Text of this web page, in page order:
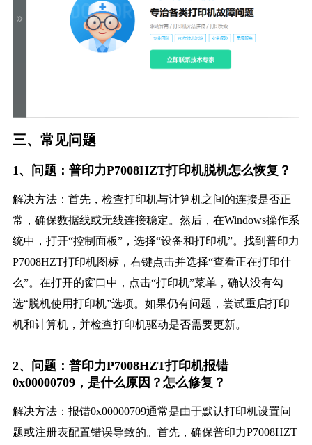
三、常见问题
1、问题：普印力P7008HZT打印机脱机怎么恢复？
解决方法：首先，检查打印机与计算机之间的连接是否正
常，确保数据线或无线连接稳定。然后，在Windows操作系
统中，打开“控制面板”，选择“设备和打印机”。找到普印力
P7008HZT打印机图标，右键点击并选择“查看正在打印什
么”。在打开的窗口中，点击“打印机”菜单，确认没有勾
选“脱机使用打印机”选项。如果仍有问题，尝试重启打印
机和计算机，并检查打印机驱动是否需要更新。
2、问题：普印力P7008HZT打印机报错
0x00000709，是什么原因？怎么修复？
解决方法：报错0x00000709通常是由于默认打印机设置问
题或注册表配置错误导致的。首先，确保普印力P7008HZT